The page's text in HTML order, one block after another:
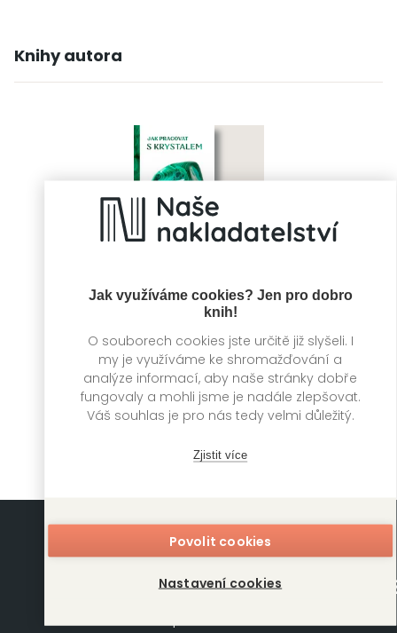
Jak využíváme cookies? Jen pro dobro
knih!
O souborech cookies jste určitě již slyšeli. I
my je využíváme ke shromažďování a
analýze informací, aby naše stránky dobře
fungovaly a mohli jsme je nadále zlepšovat.
Váš souhlas je pro nás tedy velmi důležitý.
Zjistit více
Povolit cookies
Nastavení cookies
Knihy autora
Jak pracovat s
krystalem
Richard Webster